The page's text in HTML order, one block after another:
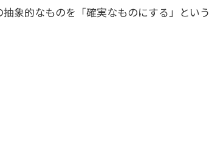
象的なものを「確実なものにする」という